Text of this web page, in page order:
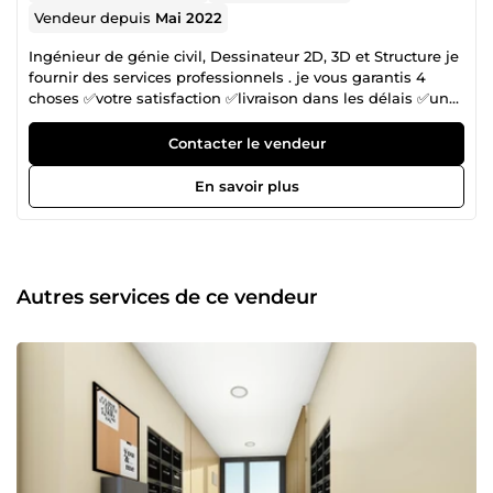
Vendeur depuis Mai 2022
Ingénieur de génie civil, Dessinateur 2D, 3D et Structure je
fournir des services professionnels . je vous garantis 4
choses ✅votre satisfaction ✅livraison dans les délais ✅un
service de qualité ✅Respect de vos exigences
Contacter le vendeur
En savoir plus
Autres services de ce vendeur